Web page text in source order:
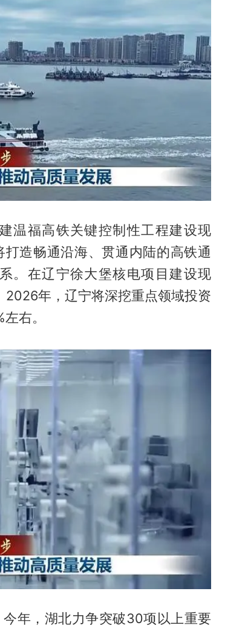
温福高铁关键控制性工程建设现
造畅通沿海、贯通内陆的高铁通
。在辽宁徐大堡核电项目建设现
年，辽宁将深挖重点领域投资
右。
年，湖北力争突破30项以上重要